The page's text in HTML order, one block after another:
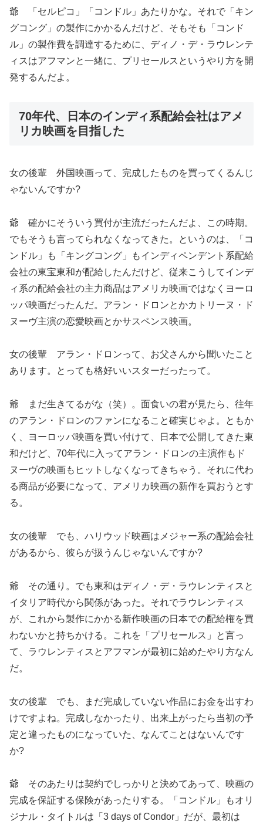
爺 「セルピコ」「コンドル」あたりかな。それで「キン
グコング」の製作にかかるんだけど、そもそも「コンド
ル」の製作費を調達するために、ディノ・デ・ラウレンテ
ィスはアフマンと一緒に、プリセールスというやり方を開
発するんだよ。
70年代、日本のインディ系配給会社はアメ
リカ映画を目指した
女の後輩 外国映画って、完成したものを買ってくるんじ
ゃないんですか?
爺 確かにそういう買付が主流だったんだよ、この時期。
でもそうも言ってられなくなってきた。というのは、「コ
ンドル」も「キングコング」もインディペンデント系配給
会社の東宝東和が配給したんだけど、従来こうしてインデ
ィ系の配給会社の主力商品はアメリカ映画ではなくヨーロ
ッパ映画だったんだ。アラン・ドロンとかカトリーヌ・ド
ヌーヴ主演の恋愛映画とかサスペンス映画。
女の後輩 アラン・ドロンって、お父さんから聞いたこと
あります。とっても格好いいスターだったって。
爺 まだ生きてるがな（笑）。面食いの君が見たら、往年
のアラン・ドロンのファンになること確実じゃよ。ともか
く、ヨーロッパ映画を買い付けて、日本で公開してきた東
和だけど、70年代に入ってアラン・ドロンの主演作もド
ヌーヴの映画もヒットしなくなってきちゃう。それに代わ
る商品が必要になって、アメリカ映画の新作を買おうとす
る。
女の後輩 でも、ハリウッド映画はメジャー系の配給会社
があるから、彼らが扱うんじゃないんですか?
爺 その通り。でも東和はディノ・デ・ラウレンティスと
イタリア時代から関係があった。それでラウレンティス
が、これから製作にかかる新作映画の日本での配給権を買
わないかと持ちかける。これを「プリセールス」と言っ
て、ラウレンティスとアフマンが最初に始めたやり方なん
だ。
女の後輩 でも、まだ完成していない作品にお金を出すわ
けですよね。完成しなかったり、出来上がったら当初の予
定と違ったものになっていた、なんてことはないんです
か?
爺 そのあたりは契約でしっかりと決めてあって、映画の
完成を保証する保険があったりする。「コンドル」もオリ
ジナル・タイトルは「3 days of Condor」だが、最初は